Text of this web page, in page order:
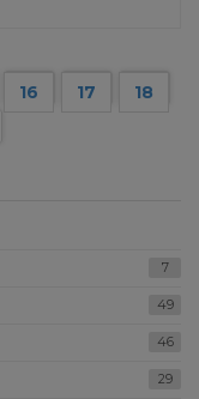
16 17
18
7
49
46
29